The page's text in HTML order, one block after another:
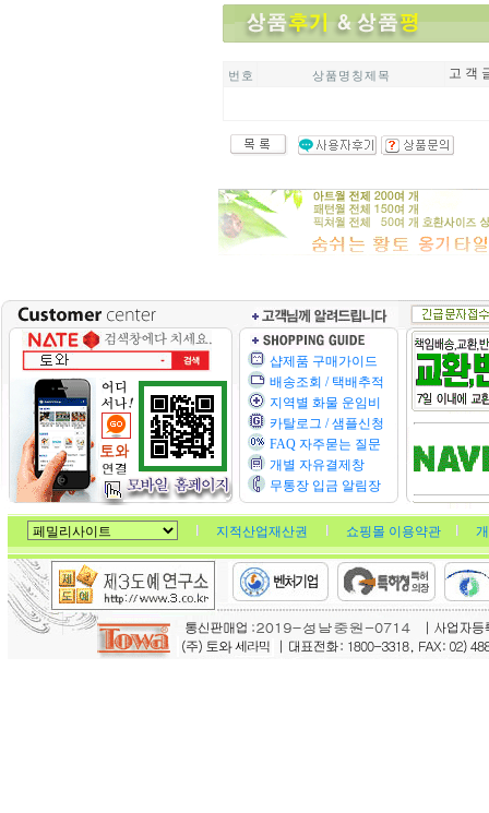
번 호 상 품 명 칭 제 목 고 객
샵제품 구매가이드
배송조회 / 택배추적
지역별 화물 운임비
카탈로그 / 샘플신청
FAQ 자주묻는 질문
개별 자유결제창
무통장 입금 알림장
지적산업재산권 쇼핑몰 이용약관